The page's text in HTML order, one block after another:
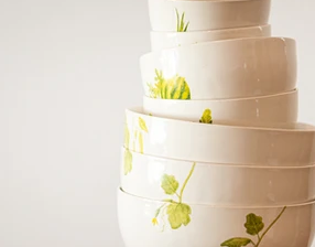
הפתגם "אל תסתכל בקנקן אלא במה שיש בו",
מסוגננים ומרהיבים בהחלט משפיעים על